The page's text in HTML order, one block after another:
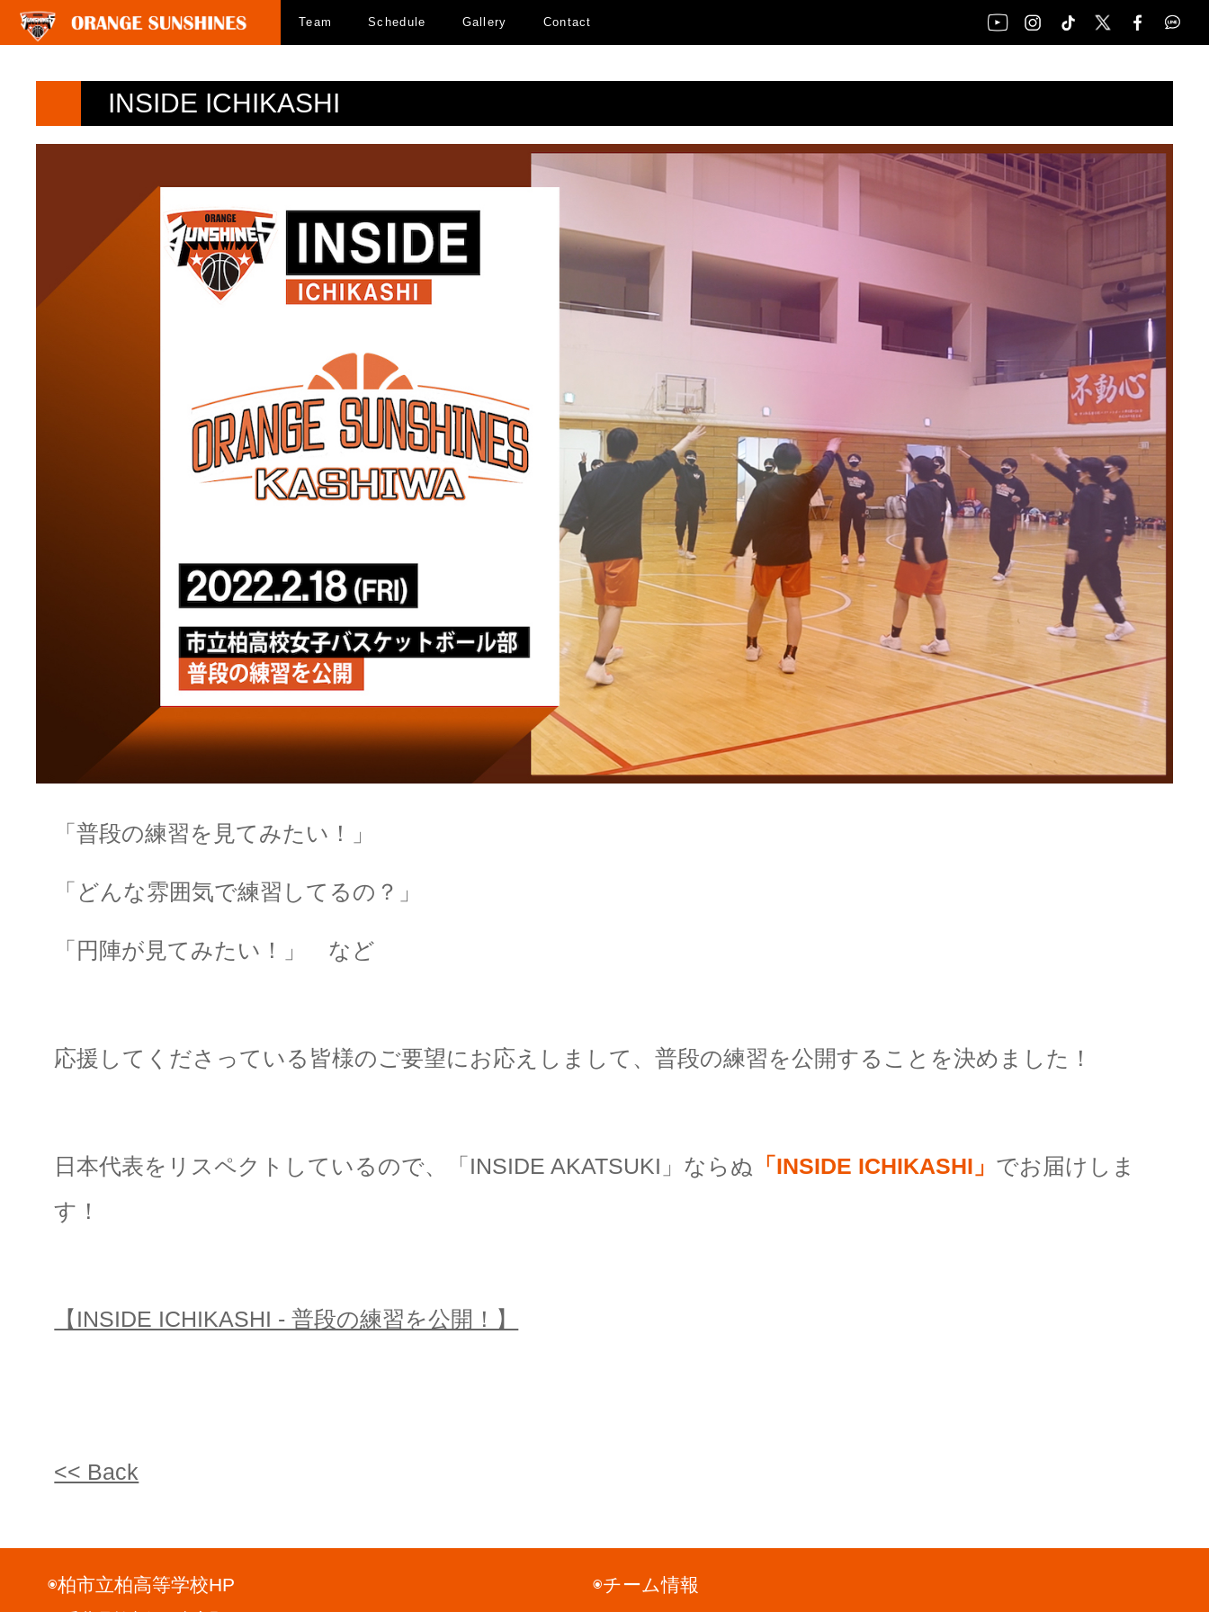
Team Schedule Gallery Contact
INSIDE ICHIKASHI
「普段の練習を見てみたい！」
「どんな雰囲気で練習してるの？」
「円陣が見てみたい！」 など
応援してくださっている皆様のご要望にお応えしまして、普段の練習を公開することを決めました！
日本代表をリスペクトしているので、「INSIDE AKATSUKI」ならぬ 「INSIDE ICHIKASHI」 でお届けしま
す！
【INSIDE ICHIKASHI - 普段の練習を公開！】
<< Back
◉柏市立柏高等学校HP ◉チーム情報